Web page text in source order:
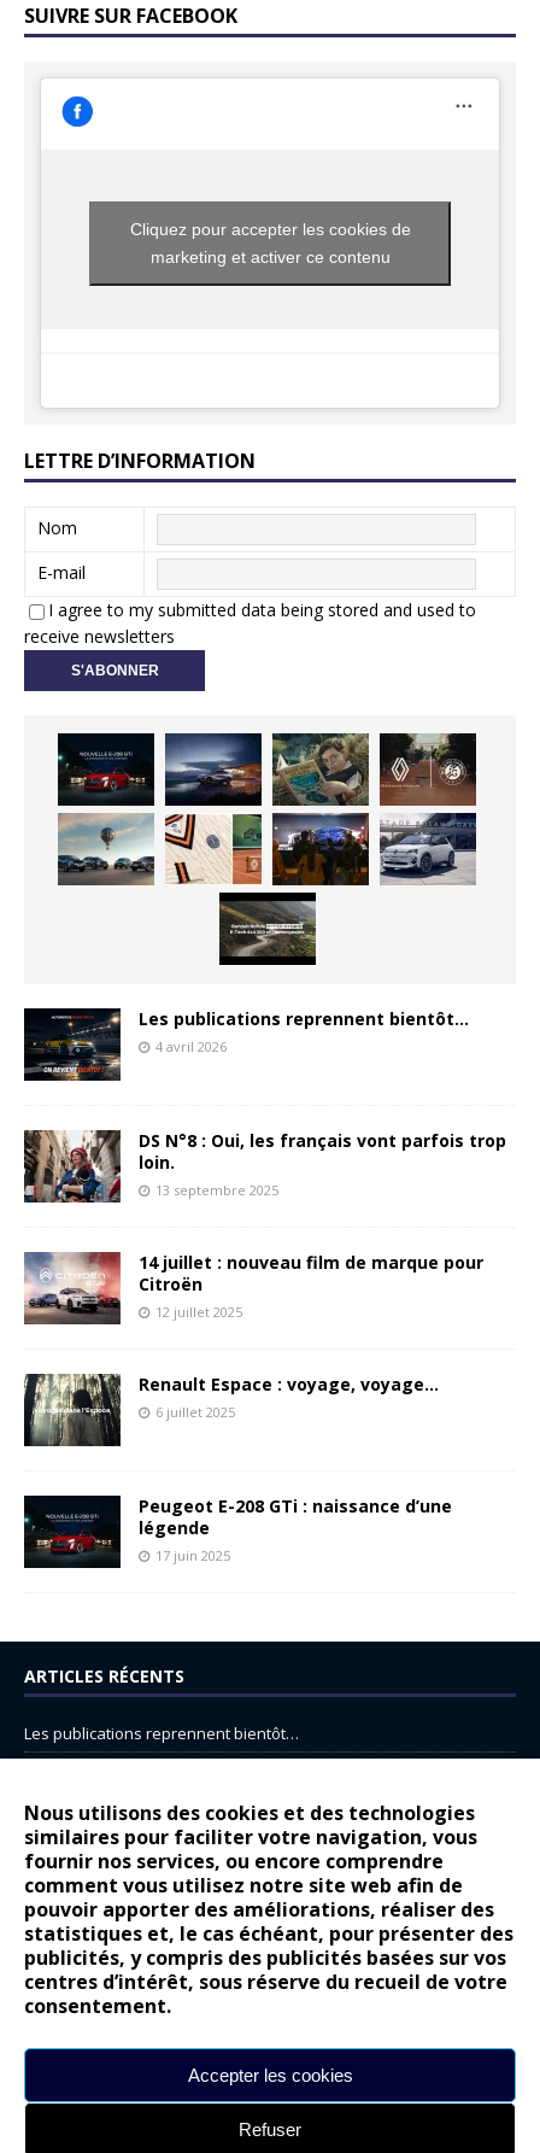
Nous utilisons des cookies et des technologies
similaires pour faciliter votre navigation, vous
fournir nos services, ou encore comprendre
comment vous utilisez notre site web afin de
pouvoir apporter des améliorations, réaliser des
statistiques et, le cas échéant, pour présenter des
publicités, y compris des publicités basées sur vos
centres d’intérêt, sous réserve du recueil de votre
consentement.
Accepter les cookies
Refuser
SUIVRE SUR FACEBOOK
Cliquez pour accepter les cookies de
marketing et activer ce contenu
LETTRE D’INFORMATION
Nom
E-mail
I agree to my submitted data being stored and used to
receive newsletters
Les publications reprennent bientôt…
4 avril 2026
DS N°8 : Oui, les français vont parfois trop
loin.
13 septembre 2025
14 juillet : nouveau film de marque pour
Citroën
12 juillet 2025
Renault Espace : voyage, voyage…
6 juillet 2025
Peugeot E-208 GTi : naissance d’une
légende
17 juin 2025
ARTICLES RÉCENTS
Les publications reprennent bientôt…
14 juillet : nouveau film de marque pour Citroën
Renault Espace : voyage, voyage…
Peugeot E-208 GTi : naissance d’une légende
COMMENTAIRES RÉCENTS
Bernard DardartdansDacia Sandero : pour les gens vrais
Alpine A290 : L’irrésistible attraction de la légèreté
leroydansLancia Ypsilon : naturellement envoûtante ?
Nouvelle Opel Corsa : Yes of Corsa !